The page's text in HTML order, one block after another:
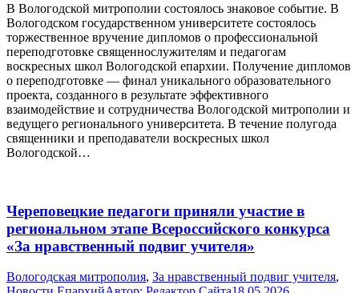
В Вологодской митрополии состоялось знаковое событие. В
Вологодском государственном университете состоялось
торжественное вручение дипломов о профессиональной
переподготовке священнослужителям и педагогам
воскресных школ Вологодской епархии. Получение дипломов
о переподготовке — финал уникального образовательного
проекта, созданного в результате эффективного
взаимодействие и сотрудничества Вологодской митрополии и
ведущего регионального университета. В течение полугода
священники и преподаватели воскресных школ
Вологодской…
Череповецкие педагоги приняли участие в
региональном этапе Всероссийского конкурса
«За нравственный подвиг учителя»
Вологодская митрополия, За нравственный подвиг учителя,